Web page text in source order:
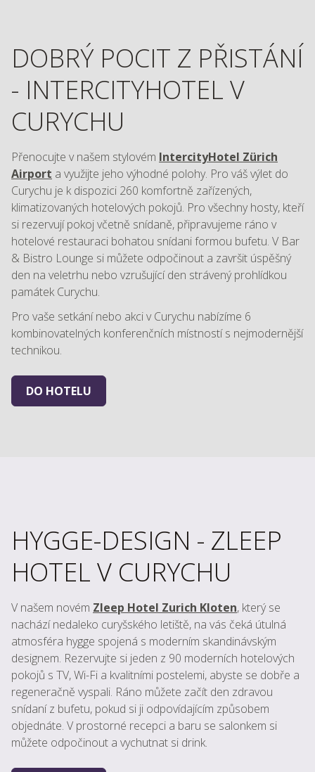
DOBRÝ POCIT Z PŘISTÁNÍ
- INTERCITYHOTEL V
CURYCHU
Přenocujte v našem stylovém IntercityHotel Zürich
Airport a využijte jeho výhodné polohy. Pro váš výlet do
Curychu je k dispozici 260 komfortně zařízených,
klimatizovaných hotelových pokojů. Pro všechny hosty, kteří
si rezervují pokoj včetně snídaně, připravujeme ráno v
hotelové restauraci bohatou snídani formou bufetu. V Bar
& Bistro Lounge si můžete odpočinout a završit úspěšný
den na veletrhu nebo vzrušující den strávený prohlídkou
památek Curychu.
Pro vaše setkání nebo akci v Curychu nabízíme 6
kombinovatelných konferenčních místností s nejmodernější
technikou.
DO HOTELU
HYGGE-DESIGN - ZLEEP
HOTEL V CURYCHU
V našem novém Zleep Hotel Zurich Kloten, který se
nachází nedaleko curyšského letiště, na vás čeká útulná
atmosféra hygge spojená s moderním skandinávským
designem. Rezervujte si jeden z 90 moderních hotelových
pokojů s TV, Wi-Fi a kvalitními postelemi, abyste se dobře a
regeneračně vyspali. Ráno můžete začít den zdravou
snídaní z bufetu, pokud si ji odpovídajícím způsobem
objednáte. V prostorné recepci a baru se salonkem si
můžete odpočinout a vychutnat si drink.